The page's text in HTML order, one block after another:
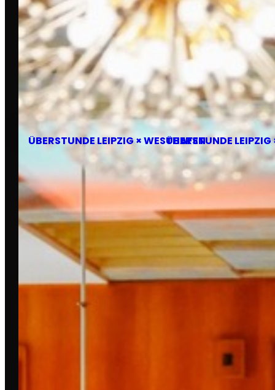
Di., 12. Mai 2026
ÜBERSTUNDE LEIPZIG × WESTHAFEN
ÜBERSTUNDE
James Jeremy Beckers
UNTERSTÜTZT VON: